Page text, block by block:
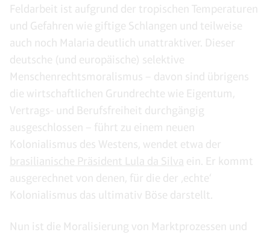
Feldarbeit ist aufgrund der tropischen Temperaturen
und Gefahren wie giftige Schlangen und teilweise
auch noch Malaria deutlich unattraktiver. Dieser
deutsche (und europäische) selektive
Menschenrechtsmoralismus – davon sind übrigens
die wirtschaftlichen Grundrechte wie Eigentum,
Vertrags- und Berufsfreiheit durchgängig
ausgeschlossen – führt zu einem neuen
Kolonialismus des Westens, wendet etwa der
brasilianische Präsident Lula da Silva ein. Er kommt
ausgerechnet von denen, für die der ‚echte‘
Kolonialismus das ultimativ Böse darstellt.
Nun ist die Moralisierung von Marktprozessen und